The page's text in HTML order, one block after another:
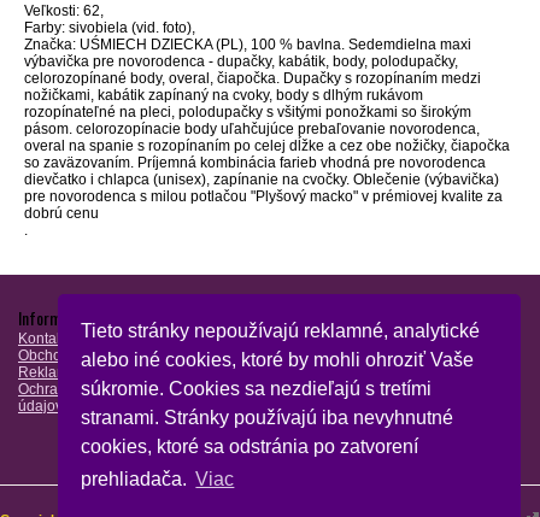
Tieto stránky nepoužívajú reklamné, analytické
alebo iné cookies, ktoré by mohli ohroziť Vaše
súkromie. Cookies sa nezdieľajú s tretími
stranami. Stránky používajú iba nevyhnutné
cookies, ktoré sa odstránia po zatvorení
prehliadača. Viac
Veľkosti: 62,
Farby: sivobiela (vid. foto),
Značka: UŚMIECH DZIECKA (PL), 100 % bavlna. Sedemdielna maxi
výbavička pre novorodenca - dupačky, kabátik, body, polodupačky,
celorozopínané body, overal, čiapočka. Dupačky s rozopínaním medzi
nožičkami, kabátik zapínaný na cvoky, body s dlhým rukávom
rozopínateľné na pleci, polodupačky s všitými ponožkami so širokým
pásom. celorozopínacie body uľahčujúce prebaľovanie novorodenca,
overal na spanie s rozopínaním po celej dĺžke a cez obe nožičky, čiapočka
so zaväzovaním. Príjemná kombinácia farieb vhodná pre novorodenca
dievčatko i chlapca (unisex), zapínanie na cvočky. Oblečenie (výbavička)
pre novorodenca s milou potlačou "Plyšový macko" v prémiovej kvalite za
dobrú cenu
Informácie
Kontakt
Obchodné podmienky
Reklamačný poriadok
Ochrana osobných
údajov
Nájdete nás
Partneri:
Lemy blatníkov
Rýchla voľba
Kojenecké oblečenie
Lacné dojčenské
oblečenie
Zimné oblečenie
Letné oblečenie
Oblečenie krst
Oblečenie pre dvojčatá